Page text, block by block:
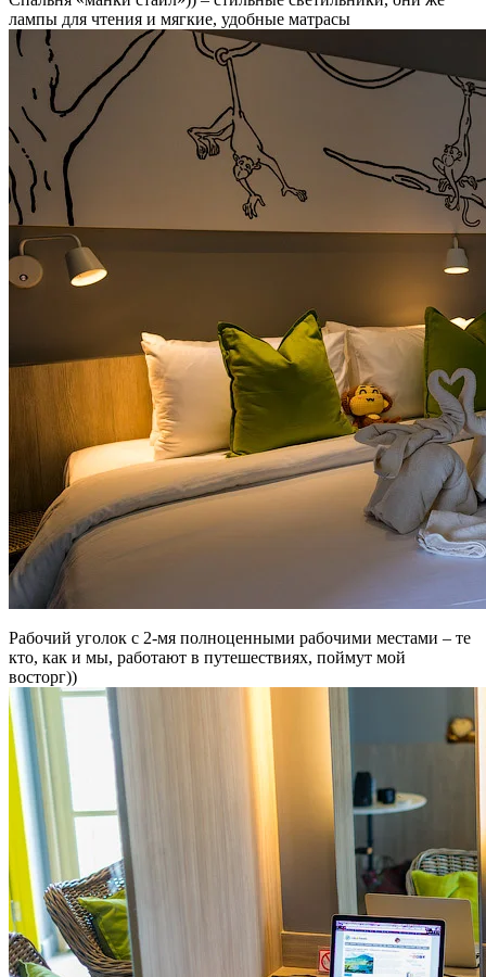
лампы для чтения и мягкие, удобные матрасы
Рабочий уголок с 2-мя полноценными рабочими местами – те
кто, как и мы, работают в путешествиях, поймут мой
восторг))